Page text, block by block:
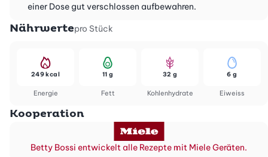
einer Dose gut verschlossen aufbewahren.
Nährwertepro Stück
Energie
249 kcal
Fett
11 g
Kohlenhydrate
32 g
Eiweiss
6 g
Kooperation
Betty Bossi entwickelt alle Rezepte mit Miele Geräten.